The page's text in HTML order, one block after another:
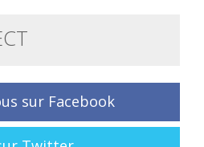
sur Facebook